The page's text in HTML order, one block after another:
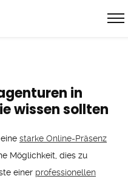
in
wissen sollten
starke Online-Präsenz
Möglichkeit, dies zu
einer professionellen